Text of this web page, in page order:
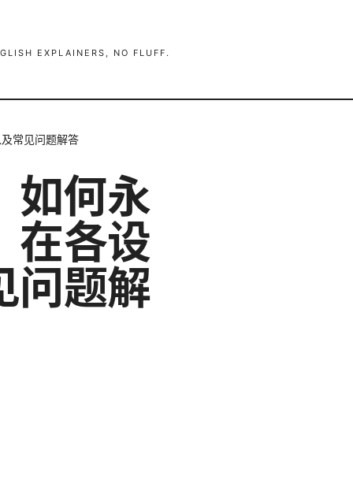
EXPLAINERS, NO FLUFF.
常见问题解答
如何永
在各设
问题解